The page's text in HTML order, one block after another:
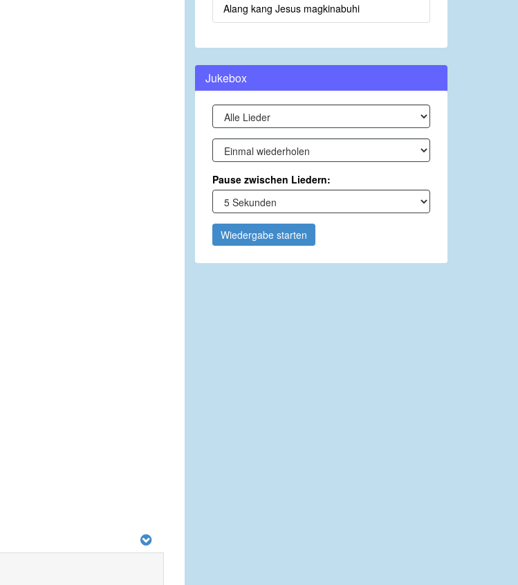
Alang kang Jesus magkinabuhi
Jukebox
Pause zwischen Liedern:
Wiedergabe starten